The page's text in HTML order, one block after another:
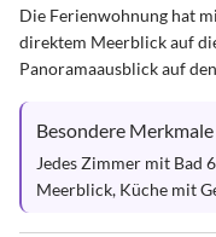
Die Ferienwohnung hat
direktem Meerblick auf
Panoramaausblick auf
Besondere Merkmale
Jedes Zimmer mit Bad
Meerblick, Küche mit